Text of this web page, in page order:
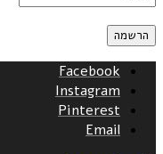
Facebook
Instagram
Pinterest
Email